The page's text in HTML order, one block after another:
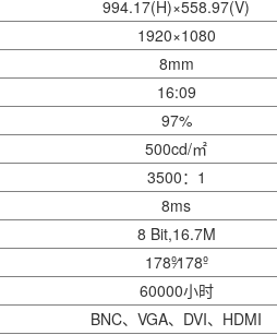
994.17(H)×558.97(V)
1920×1080
8mm
16:09
97%
500cd/㎡
3500： 1
8ms
8 Bit,16.7M
178º178º
60000小时
BNC、VGA、 DVI、 HDMI